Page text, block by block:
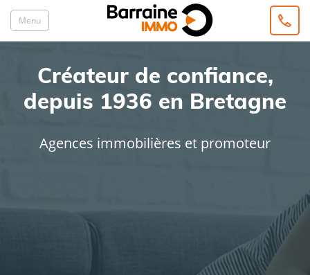
Menu
Créateur de confiance,
depuis 1936 en Bretagne
Agences immobilières et promoteur